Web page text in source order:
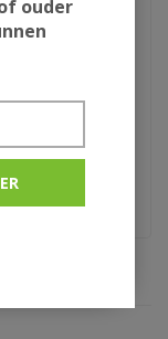
185
ouder